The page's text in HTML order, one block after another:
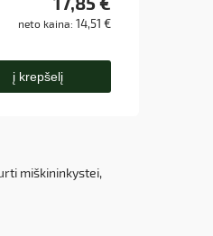
neto kaina: 14,51 €
į krepšelį
miškininkystei,